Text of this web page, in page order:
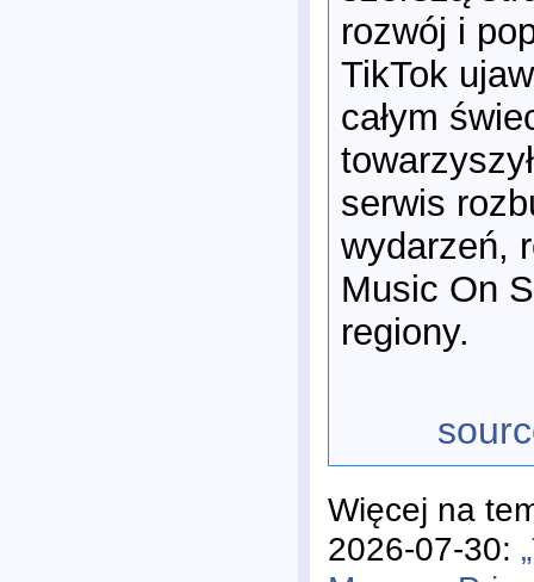
rozwój i
TikTok
całym
serwis
wydarzeń,
Music On
regiony.
Więcej na
2026-07-30: